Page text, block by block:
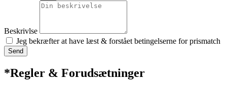
Beskrivlse
Jeg bekræfter at have læst & forstået betingelserne for prismatch
Send
*Regler & Forudsætninger